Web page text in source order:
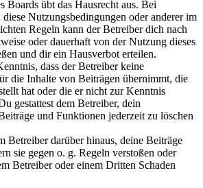
Boards übt das Hausrecht aus. Bei
diese Nutzungsbedingungen oder anderer im
Regeln kann der Betreiber dich nach
oder dauerhaft von der Nutzung dieses
und dir ein Hausverbot erteilen.
dass der Betreiber keine
die Inhalte von Beiträgen übernimmt, die
hat oder die er nicht zur Kenntnis
gestattest dem Betreiber, dein
und Funktionen jederzeit zu löschen
Betreiber darüber hinaus, deine Beiträge
sie gegen o. g. Regeln verstoßen oder
Betreiber oder einem Dritten Schaden